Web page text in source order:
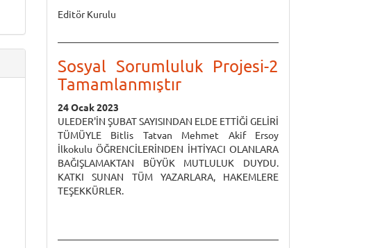
Editör Kurulu
Sosyal Sorumluluk Projesi-2
Tamamlanmıştır
24 Ocak 2023
ULEDER'İN ŞUBAT SAYISINDAN ELDE ETTİĞİ GELİRİ
TÜMÜYLE Bitlis Tatvan Mehmet Akif Ersoy
İlkokulu ÖĞRENCİLERİNDEN İHTİYACI OLANLARA
BAĞIŞLAMAKTAN BÜYÜK MUTLULUK DUYDU.
KATKI SUNAN TÜM YAZARLARA, HAKEMLERE
TEŞEKKÜRLER.